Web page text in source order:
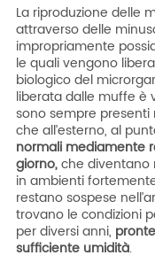
La riproduzione delle
attraverso delle
impropriamente
le quali vengono
biologico del
liberata dalle muffe è
sono sempre presenti
che all’esterno, al
normali mediamente
giorno,che diventano
in ambienti
restano sospese
trovano le condizioni
per diversi anni,
sufficiente umidità.